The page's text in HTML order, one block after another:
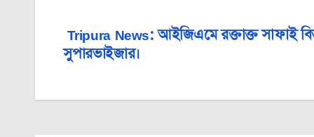
Post
navigation
Tripura News: আইজিএমে রক্তাক্ত সাফাই
সুপারভাইজার।